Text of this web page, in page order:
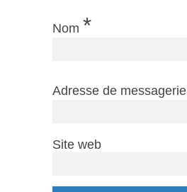
Nom *
Adresse de messagerie
Site web